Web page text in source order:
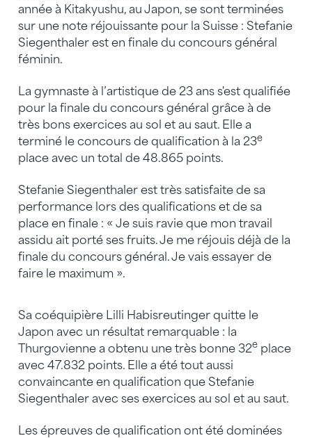
année à Kitakyushu, au Japon, se sont terminées
sur une note réjouissante pour la Suisse : Stefanie
Siegenthaler est en finale du concours général
féminin.
La gymnaste à l’artistique de 23 ans s'est qualifiée
pour la finale du concours général grâce à de
très bons exercices au sol et au saut. Elle a
terminé le concours de qualification à la 23e
place avec un total de 48.865 points.
Stefanie Siegenthaler est très satisfaite de sa
performance lors des qualifications et de sa
place en finale : « Je suis ravie que mon travail
assidu ait porté ses fruits. Je me réjouis déjà de la
finale du concours général. Je vais essayer de
faire le maximum ».
Sa coéquipière Lilli Habisreutinger quitte le
Japon avec un résultat remarquable : la
Thurgovienne a obtenu une très bonne 32e place
avec 47.832 points. Elle a été tout aussi
convaincante en qualification que Stefanie
Siegenthaler avec ses exercices au sol et au saut.
Les épreuves de qualification ont été dominées